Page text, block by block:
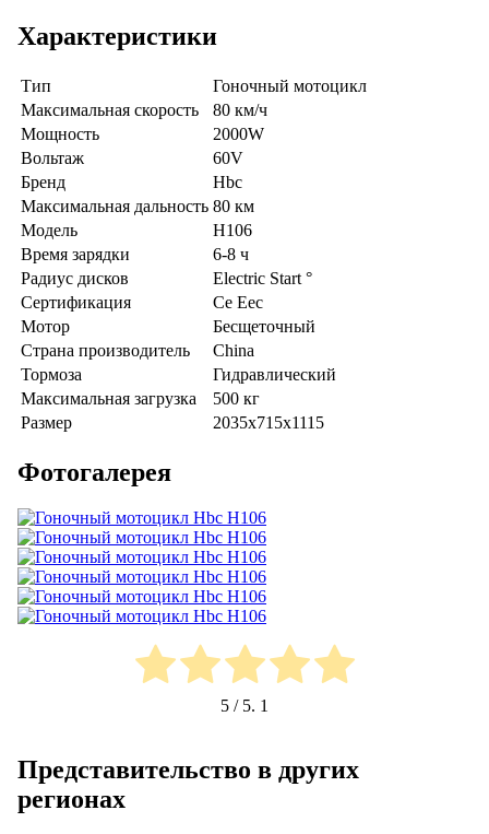
Характеристики
Тип
Гоночный мотоцикл
Максимальная скорость
80 км/ч
Мощность
2000W
Вольтаж
60V
Бренд
Hbc
Максимальная дальность 80 км
Модель
H106
Время зарядки
6-8 ч
Радиус дисков
Electric Start °
Сертификация
Ce Eec
Мотор
Бесщеточный
Страна производитель
China
Тормоза
Гидравлический
Максимальная загрузка
500 кг
Размер
2035x715x1115
Фотогалерея
5 / 5. 1
Представительство в других
регионах